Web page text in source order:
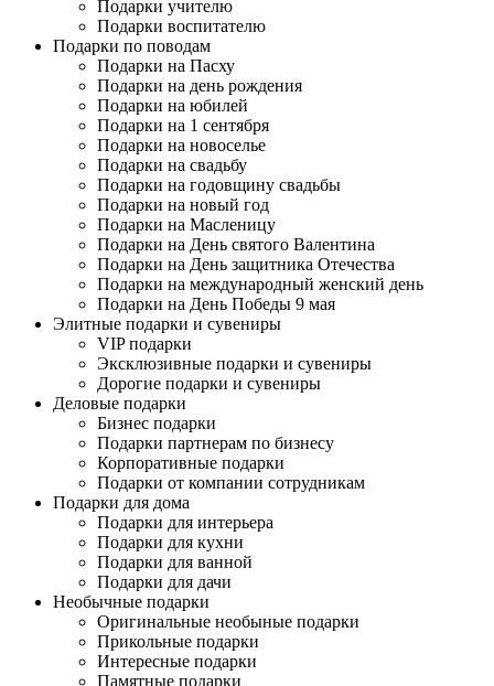
Подарки учителю
Подарки воспитателю
Подарки по поводам
Подарки на Пасху
Подарки на день рождения
Подарки на юбилей
Подарки на 1 сентября
Подарки на новоселье
Подарки на свадьбу
Подарки на годовщину свадьбы
Подарки на новый год
Подарки на Масленицу
Подарки на День святого Валентина
Подарки на День защитника Отечества
Подарки на международный женский день
Подарки на День Победы 9 мая
Элитные подарки и сувениры
VIP подарки
Эксклюзивные подарки и сувениры
Дорогие подарки и сувениры
Деловые подарки
Бизнес подарки
Подарки партнерам по бизнесу
Корпоративные подарки
Подарки от компании сотрудникам
Подарки для дома
Подарки для интерьера
Подарки для кухни
Подарки для ванной
Подарки для дачи
Необычные подарки
Оригинальные необыные подарки
Прикольные подарки
Интересные подарки
Памятные подарки